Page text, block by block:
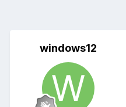
windows12